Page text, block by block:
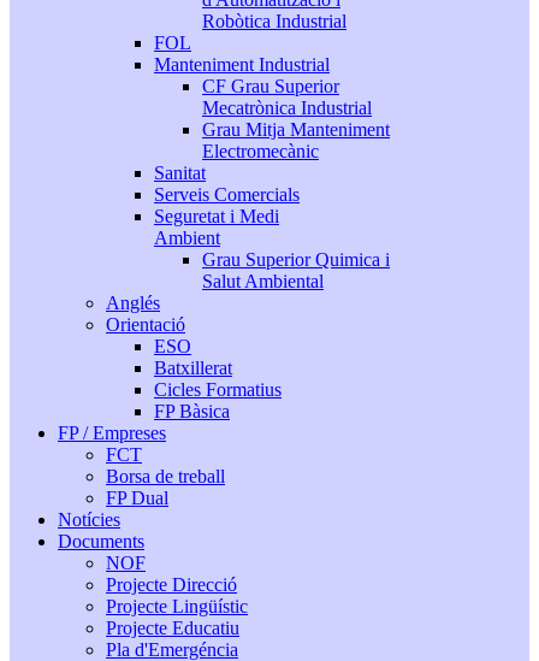
Robòtica Industrial
FOL
Manteniment Industrial
CF Grau Superior
Mecatrònica Industrial
Grau Mitja Manteniment
Electromecànic
Sanitat
Serveis Comercials
Seguretat i Medi
Ambient
Grau Superior Quimica i
Salut Ambiental
Anglés
Orientació
ESO
Batxillerat
Cicles Formatius
FP Bàsica
FP / Empreses
FCT
Borsa de treball
FP Dual
Notícies
Documents
NOF
Projecte Direcció
Projecte Lingüístic
Projecte Educatiu
Pla d'Emergéncia